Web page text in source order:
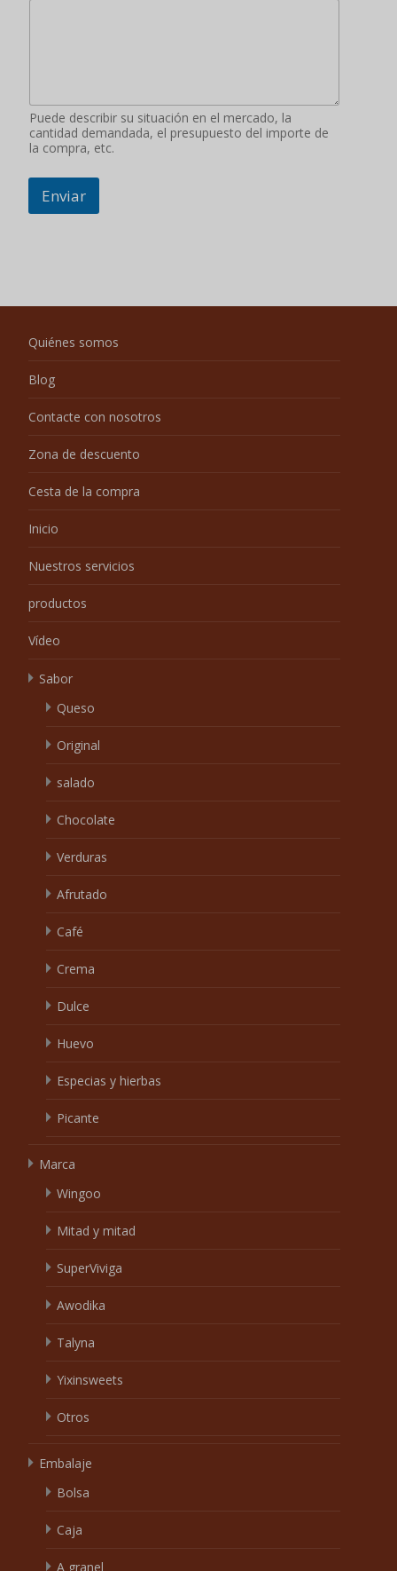
Puede describir su situación en el mercado, la
cantidad demandada, el presupuesto del importe de
la compra, etc.
Enviar
Quiénes somos
Blog
Contacte con nosotros
Zona de descuento
Cesta de la compra
Inicio
Nuestros servicios
productos
Vídeo
Sabor
Queso
Original
salado
Chocolate
Verduras
Afrutado
Café
Crema
Dulce
Huevo
Especias y hierbas
Picante
Marca
Wingoo
Mitad y mitad
SuperViviga
Awodika
Talyna
Yixinsweets
Otros
Embalaje
Bolsa
Caja
A granel